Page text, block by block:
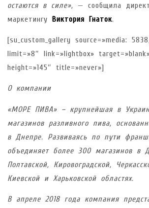
остаются в силе», — сообщила
маркетингу Виктория Гнаток.
[su_custom_gallery source=»media:
limit=»8″ link=»lightbox»
height=»145″ title=»never»]
О компании
«МОРЕ ПИВА» – крупнейшая в
магазинов разливного пива,
в Днепре. Развиваясь по пути
объединяет более 300 магазинов в
Полтавской, Кировоградской,
Киевской и Харьковской областях.
В апреле 2018 года компания